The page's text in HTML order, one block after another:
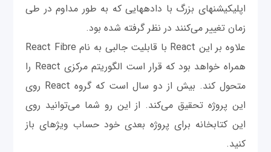
اپلیکیشن‎های بزرگ با داده‎هایی که به طور مداوم در طی
زمان تغییر می‌کنند در نظر گرفته شده بود.
علاوه بر این React با قابلیت جالبی به نام React Fibre
همراه خواهد بود که قرار است الگوريتم مرکزی React را
متحول کند. بیش از دو سال است که گروه React روی
این پروژه تحقيق می‌کند. از این رو شما می‌توانید روی
این کتابخانه برای پروژه بعدی خود حساب ویژه‎ای باز
کنید.